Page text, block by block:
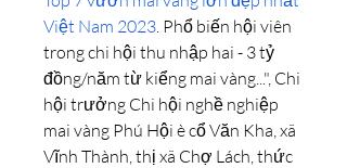
Việt Nam 2023. Phổ biến hội viên
trong chi hội thu nhập hai - 3 tỷ
đồng/năm từ kiểng mai vàng...", Chi
hội trưởng Chi hội nghề nghiệp
mai vàng Phú Hội è cổ Văn Kha, xã
Vĩnh Thành, thị xã Chợ Lách, thức